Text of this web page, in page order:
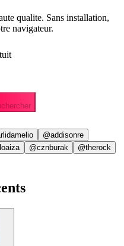
qualite. Sans installation,
navigateur.
@addisonre
@cznburak
@therock